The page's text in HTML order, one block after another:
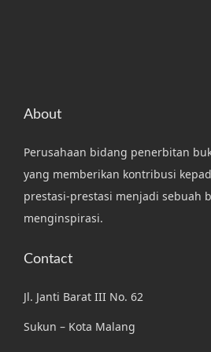
About
Perusahaan bidang penerbitan
yang memberikan kontribusi
prestasi-prestasi menjadi sebuah
menginspirasi.
Contact
Jl. Janti Barat III No. 62
Sukun – Kota Malang